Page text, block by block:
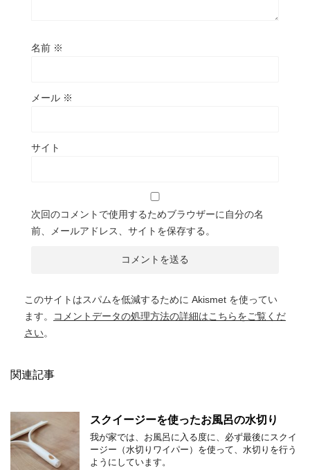
名前 ※
メール ※
サイト
次回のコメントで使用するためブラウザーに自分の名
前、メールアドレス、サイトを保存する。
このサイトはスパムを低減するために Akismet を使ってい
ます。
コメントデータの処理方法の詳細はこちらをご覧くだ
さい。
関連記事
スクイージーを使ったお風呂の水切り
我が家では、お風呂に入る度に、必ず最後にスクイ
ージー（水切りワイパー）を使って、水切りを行う
ようにしています。